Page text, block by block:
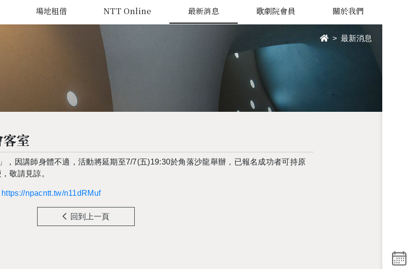
場地租借 NTT Online 最新消息 歌劇院會員 關於我們
最新消息
客室
，因講師身體不適，活動將延期至7/7(五)19:30於角落沙龍舉辦，已報名成功者可持原
敬請見諒。
https://npacntt.tw/n11dRMuf
回到上一頁